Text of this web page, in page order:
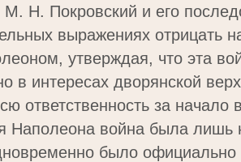
М. Н. Покровский и его
выражениях отрицать
утверждая, что эта
в интересах дворянской
ответственность за начало
Наполеона война была лишь
было официально